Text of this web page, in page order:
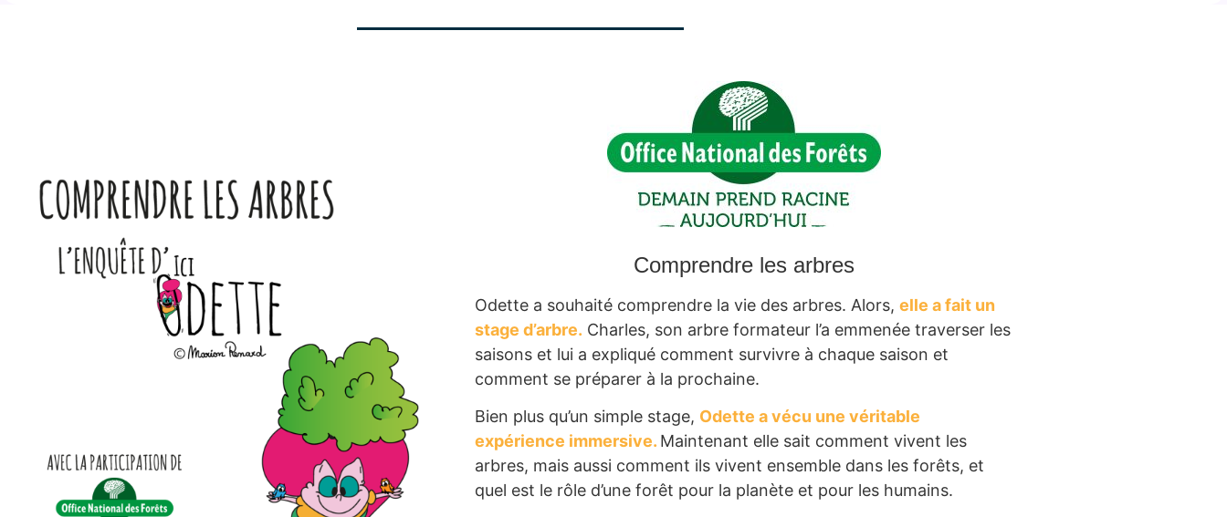
Comprendre les arbres
Odette a souhaité comprendre la vie des arbres. Alors, elle a fait un
stage d’arbre. Charles, son arbre formateur l’a emmenée traverser les
saisons et lui a expliqué comment survivre à chaque saison et
comment se préparer à la prochaine.
Bien plus qu’un simple stage, Odette a vécu une véritable
expérience immersive. Maintenant elle sait comment vivent les
arbres, mais aussi comment ils vivent ensemble dans les forêts, et
quel est le rôle d’une forêt pour la planète et pour les humains.